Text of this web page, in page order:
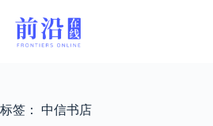
标签： 中信书店